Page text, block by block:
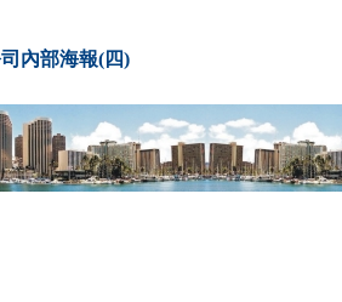
內部海報(四)